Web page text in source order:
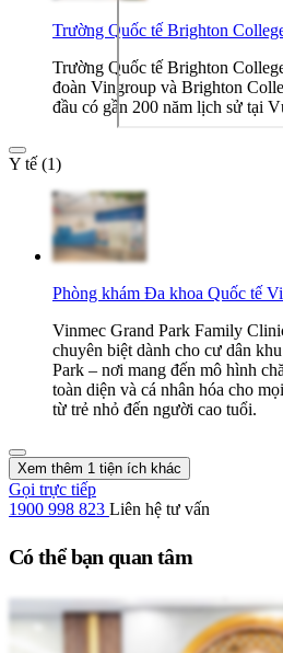
Trường Quốc tế Brighton
Trường Quốc tế Brighton
đoàn Vingroup và Brighton
đầu có gần 200 năm lịch sử tại
Y tế (1)
Phòng khám Đa khoa Quốc tế
Vinmec Grand Park Family
chuyên biệt dành cho cư dân
Park – nơi mang đến mô hình
toàn diện và cá nhân hóa cho
từ trẻ nhỏ đến người cao tuổi.
Xem thêm 1 tiện ích khác
Gọi trực tiếp
1900 998 823 Liên hệ tư vấn
Có thể bạn quan tâm